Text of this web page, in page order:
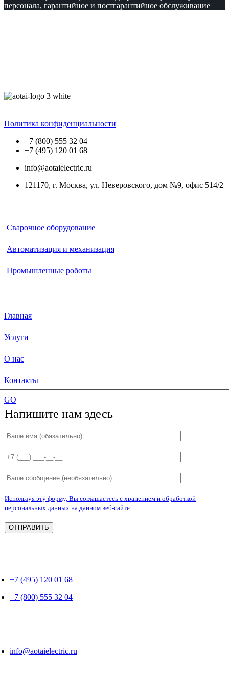
персонала, гарантийное и постгарантийное обслуживание
Политика конфиденциальности
+7 (800) 555 32 04
+7 (495) 120 01 68
info@aotaielectric.ru
121170, г. Москва, ул. Неверовского, дом №9, офис 514/2
Сварочное оборудование
Автоматизация и механизация
Промышленные роботы
Главная
Услуги
О нас
Контакты
GO
Напишите нам здесь
Используя эту форму, Вы соглашаетесь с хранением и обработкой
персональных данных на данном веб-сайте.
+7 (495) 120 01 68
+7 (800) 555 32 04
info@aotaielectric.ru